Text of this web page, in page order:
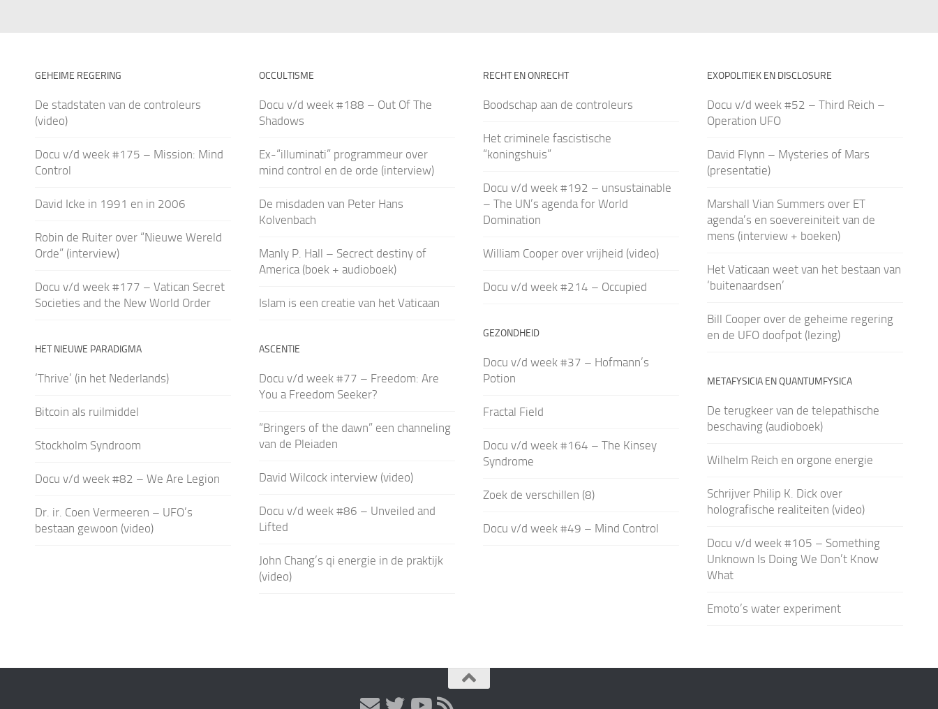
GEHEIME REGERING
De stadstaten van de controleurs
(video)
Docu v/d week #175 – Mission: Mind
Control
David Icke in 1991 en in 2006
Robin de Ruiter over “Nieuwe Wereld
Orde” (interview)
Docu v/d week #177 – Vatican Secret
Societies and the New World Order
HET NIEUWE PARADIGMA
‘Thrive’ (in het Nederlands)
Bitcoin als ruilmiddel
Stockholm Syndroom
Docu v/d week #82 – We Are Legion
Dr. ir. Coen Vermeeren – UFO’s
bestaan gewoon (video)
OCCULTISME
Docu v/d week #188 – Out Of The
Shadows
Ex-“illuminati” programmeur over
mind control en de orde (interview)
De misdaden van Peter Hans
Kolvenbach
Manly P. Hall – Secrect destiny of
America (boek + audioboek)
Islam is een creatie van het Vaticaan
ASCENTIE
Docu v/d week #77 – Freedom: Are
You a Freedom Seeker?
“Bringers of the dawn” een channeling
van de Pleiaden
David Wilcock interview (video)
Docu v/d week #86 – Unveiled and
Lifted
John Chang’s qi energie in de praktijk
(video)
RECHT EN ONRECHT
Boodschap aan de controleurs
Het criminele fascistische
“koningshuis”
Docu v/d week #192 – unsustainable
– The UN’s agenda for World
Domination
William Cooper over vrijheid (video)
Docu v/d week #214 – Occupied
GEZONDHEID
Docu v/d week #37 – Hofmann’s
Potion
Fractal Field
Docu v/d week #164 – The Kinsey
Syndrome
Zoek de verschillen (8)
Docu v/d week #49 – Mind Control
EXOPOLITIEK EN DISCLOSURE
Docu v/d week #52 – Third Reich –
Operation UFO
David Flynn – Mysteries of Mars
(presentatie)
Marshall Vian Summers over ET
agenda’s en soevereiniteit van de
mens (interview + boeken)
Het Vaticaan weet van het bestaan van
‘buitenaardsen’
Bill Cooper over de geheime regering
en de UFO doofpot (lezing)
METAFYSICIA EN QUANTUMFYSICA
De terugkeer van de telepathische
beschaving (audioboek)
Wilhelm Reich en orgone energie
Schrijver Philip K. Dick over
holografische realiteiten (video)
Docu v/d week #105 – Something
Unknown Is Doing We Don’t Know
What
Emoto’s water experiment